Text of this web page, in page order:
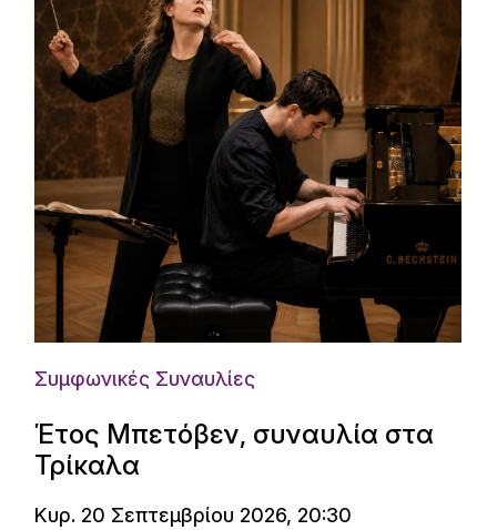
Συμφωνικές Συναυλίες
Έτος Μπετόβεν, συναυλία στα
Τρίκαλα
Κυρ. 20 Σεπτεμβρίου 2026, 20:30